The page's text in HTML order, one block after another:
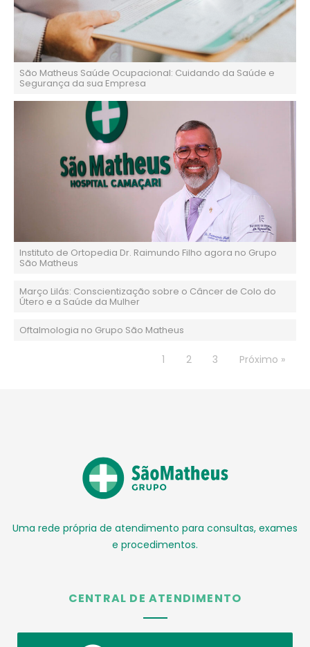
São Matheus Saúde Ocupacional: Cuidando da Saúde e
Segurança da sua Empresa
Instituto de Ortopedia Dr. Raimundo Filho agora no Grupo
São Matheus
Março Lilás: Conscientização sobre o Câncer de Colo do
Útero e a Saúde da Mulher
Oftalmologia no Grupo São Matheus
1 2 3 Próximo »
Uma rede própria de atendimento para consultas, exames
e procedimentos.
CENTRAL DE ATENDIMENTO